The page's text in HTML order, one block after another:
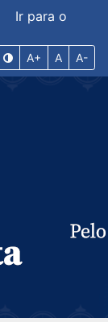
Ir para o
A+ A A-